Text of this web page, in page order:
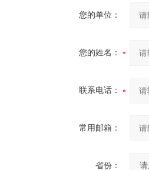
您的单位：
您的姓名：
联系电话：
常用邮箱：
省份：